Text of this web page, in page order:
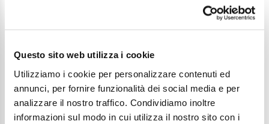
Questo sito web utilizza i cookie
Utilizziamo i cookie per personalizzare contenuti ed
annunci, per fornire funzionalità dei social media e per
analizzare il nostro traffico. Condividiamo inoltre
informazioni sul modo in cui utilizza il nostro sito con i
Invia una richiesta di
informazioni
Nome